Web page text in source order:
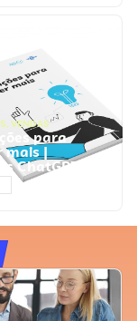
, VENDAS
para
mais |
ChatGPT